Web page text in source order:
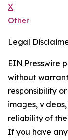
X
Other
Legal
EIN Presswire
without
responsibility
images,
reliability of
If you have